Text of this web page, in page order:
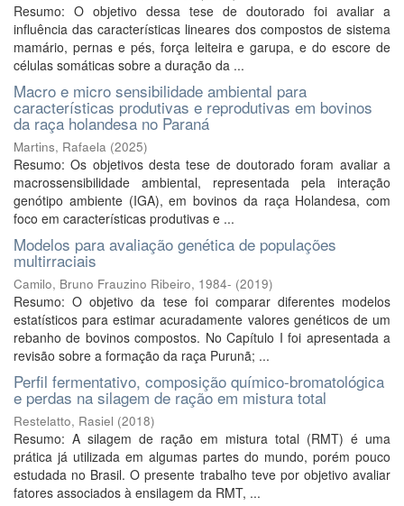
Resumo: O objetivo dessa tese de doutorado foi avaliar a
influência das características lineares dos compostos de sistema
mamário, pernas e pés, força leiteira e garupa, e do escore de
células somáticas sobre a duração da ...
Macro e micro sensibilidade ambiental para
características produtivas e reprodutivas em bovinos
da raça holandesa no Paraná
Martins, Rafaela (2025)
Resumo: Os objetivos desta tese de doutorado foram avaliar a
macrossensibilidade ambiental, representada pela interação
genótipo ambiente (IGA), em bovinos da raça Holandesa, com
foco em características produtivas e ...
Modelos para avaliação genética de populações
multirraciais
Camilo, Bruno Frauzino Ribeiro, 1984- (2019)
Resumo: O objetivo da tese foi comparar diferentes modelos
estatísticos para estimar acuradamente valores genéticos de um
rebanho de bovinos compostos. No Capítulo I foi apresentada a
revisão sobre a formação da raça Purunã; ...
Perfil fermentativo, composição químico-bromatológica
e perdas na silagem de ração em mistura total
Restelatto, Rasiel (2018)
Resumo: A silagem de ração em mistura total (RMT) é uma
prática já utilizada em algumas partes do mundo, porém pouco
estudada no Brasil. O presente trabalho teve por objetivo avaliar
fatores associados à ensilagem da RMT, ...